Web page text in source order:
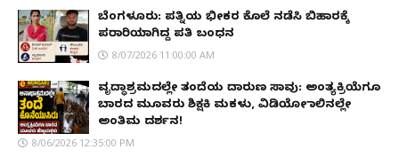
ಬೆಂಗಳೂರು: ಪತ್ನಿಯ ಭೀಕರ ಕೊಲೆ ನಡೆಸಿ ಬಿಹಾರಕ್ಕೆ
ಪರಾರಿಯಾಗಿದ್ದ ಪತಿ ಬಂಧನ
8/07/2026 11:00:00 AM
ವೃದ್ಧಾಶ್ರಮದಲ್ಲೇ ತಂದೆಯ ದಾರುಣ ಸಾವು: ಅಂತ್ಯಕ್ರಿಯೆಗೂ
ಬಾರದ ಮೂವರು ಶಿಕ್ಷಕಿ ಮಕಳು, ವಿಡಿಯೋ ಕಾಲಿನಲ್ಲೇ
ಅಂತಿಮ ದರ್ಶನ!
8/06/2026 12:35:00 PM